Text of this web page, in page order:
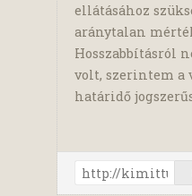
ellátásához
aránytalan
Hosszabbításról
volt, szerintem a
határidő